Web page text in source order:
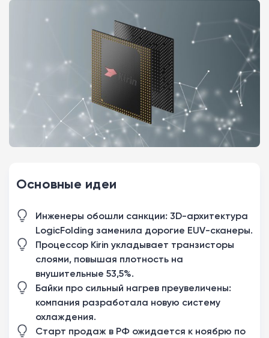
Основные идеи
Инженеры обошли санкции: 3D-архитектура
LogicFolding заменила дорогие EUV-сканеры.
Процессор Kirin укладывает транзисторы
слоями, повышая плотность на
внушительные 53,5%.
Байки про сильный нагрев преувеличены:
компания разработала новую систему
охлаждения.
Старт продаж в РФ ожидается к ноябрю по